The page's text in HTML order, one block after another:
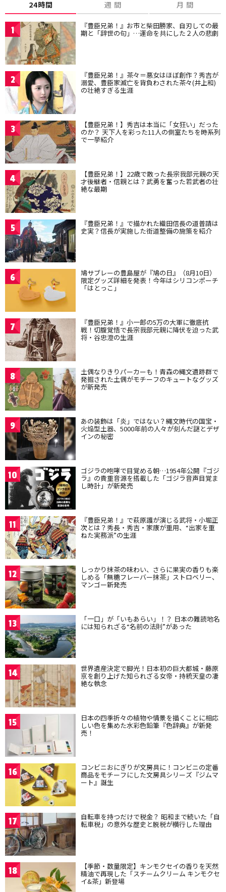
24時間 週 間 月 間
1 『豊臣兄弟！』お市と柴田勝家、自刃しての最
期と「辞世の句」…運命を共にした２人の悲劇
2 『豊臣兄弟！』茶々＝悪女はほぼ創作？秀吉が
溺愛、豊臣家滅亡を背負わされた茶々(井上和)
の壮絶すぎる生涯
3 【豊臣兄弟！】秀吉は本当に「女狂い」だった
のか？ 天下人を彩った11人の側室たちを時系列
で一挙紹介
4 【豊臣兄弟！】22歳で散った長宗我部元親の天
才後継者・信親とは？武勇を奮った若武者の壮
絶な最期
5 『豊臣兄弟！』で描かれた織田信長の道普請は
史実？信長が実施した街道整備の施策を紹介
6 鳩サブレーの豊島屋が『鳩の日』（8月10日）
限定グッズ詳細を発表！今年はシリコンポーチ
「はとっこ」
7 『豊臣兄弟！』小一郎の5万の大軍に徹底抗
戦！切腹覚悟で長宗我部元親に降伏を迫った武
将・谷忠澄の生涯
8 土偶なりきりパーカーも！青森の縄文遺跡群で
発掘された土偶がモチーフのキュートなグッズ
が新発売
9 あの装飾は「炎」ではない？縄文時代の国宝・
火焔型土器、5000年前の人々が刻んだ謎とデザ
インの秘密
10 ゴジラの咆哮で目覚める朝…1954年公開『ゴジ
ラ』の貴重音源を搭載した「ゴジラ音声目覚ま
し時計」が新発売
11 『豊臣兄弟！』で萩原護が演じる武将・小堀正
次とは？秀長・秀吉・家康が重用、“出家を重
ねた実務派”の生涯
12 しっかり抹茶の味わい、さらに果実の香りも楽
しめる「無糖フレーバー抹茶」ストロベリー、
マンゴー新発売
13 「一口」が「いもあらい」！？ 日本の難読地名
には知られざる“名前の法則”があった
14 世界遺産決定で脚光！日本初の巨大都城・藤原
京を創り上げた知られざる女帝・持統天皇の凄
絶な執念
15 日本の四季折々の植物や情景を描くことに相応
しい色を集めた水彩色鉛筆『色辞典』が新発
売！
16 コンビニおにぎりが文房具に！コンビニの定番
商品をモチーフにした文房具シリーズ『ジムマ
ート』誕生
17 自転車を持つだけで税金？ 昭和まで続いた「自
転車税」の意外な歴史と脱税が横行した理由
18 【季節・数量限定】キンモクセイの香りを天然
精油で再現した「スチームクリーム キンモクセ
イ&茶」新登場